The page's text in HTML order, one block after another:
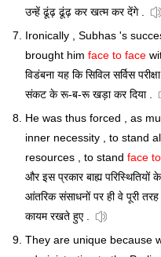
उन्हें ढूंढ़ ढूंढ़ कर खत्म कर देंगे .
Ironically , Subhas 's
brought him face to face
विडंबना यह कि सिविल सर्विस
संकट के रू-ब-रू खड़ा कर दिया .
He was thus forced , as
inner necessity , to stand
resources , to stand face
और इस प्रकार बाह्य
आंतरिक संसाधनों पर ही वे पूरी
कायम रखते हुए .
They are unique because